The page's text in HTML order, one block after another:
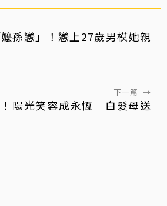
孫戀」！戀上27歲男模她親
下一篇 →
陽光笑容成永恆 白髮母送